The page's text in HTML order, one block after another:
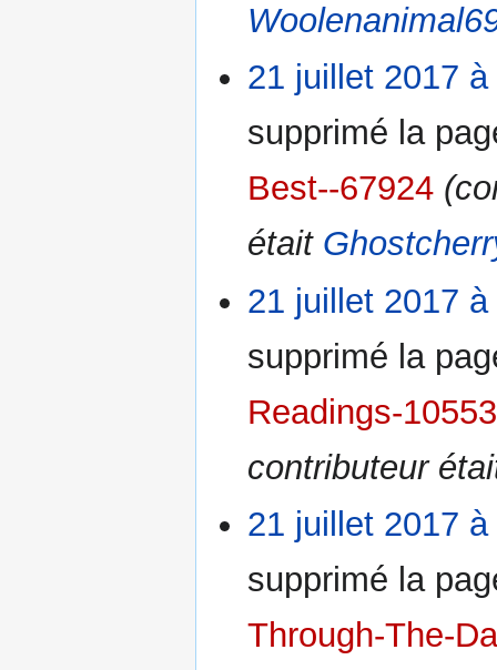
21 juillet 2017 à
supprimé la
Best--67924
était
21 juillet 2017 à
supprimé la
Readings-10553
contributeur
21 juillet 2017 à
supprimé la
Through-The-